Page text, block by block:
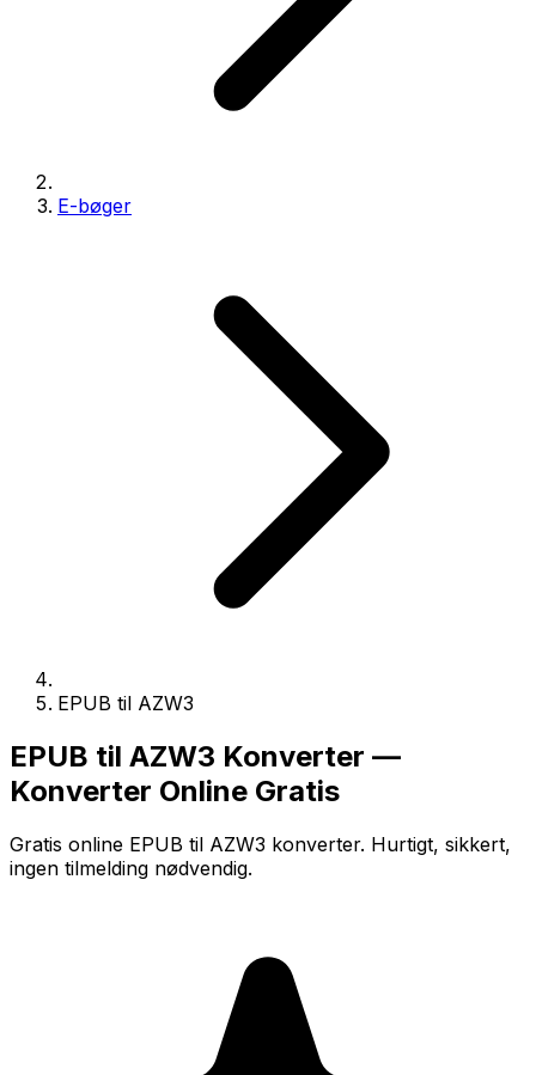
E-bøger
EPUB til AZW3
EPUB til AZW3 Konverter —
Konverter Online Gratis
Gratis online EPUB til AZW3 konverter. Hurtigt, sikkert,
ingen tilmelding nødvendig.